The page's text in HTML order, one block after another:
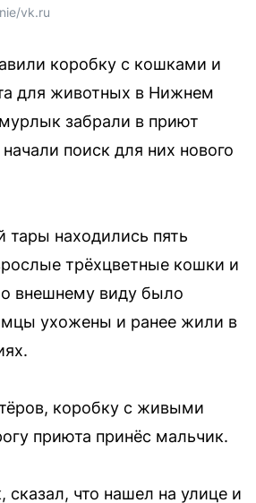
vk.ru
коробку с кошками и
для животных в Нижнем
забрали в приют
поиск для них нового
тары находились пять
трёхцветные кошки и
внешнему виду было
ухожены и ранее жили в
коробку с живыми
приюта принёс мальчик.
сказал, что нашел на улице и